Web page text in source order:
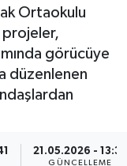
Ortaokulu
projeler,
görücüye
düzenlenen
21.05.2026 - 13:32
GÜNCELLEME